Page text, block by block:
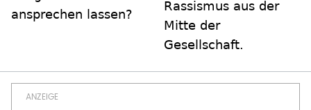
ansprechen lassen?
Rassismus aus der
Mitte der
Gesellschaft.